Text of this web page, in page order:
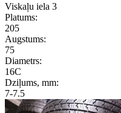
Viskaļu iela 3
Platums:
205
Augstums:
75
Diametrs:
16C
Dziļums, mm:
7-7.5